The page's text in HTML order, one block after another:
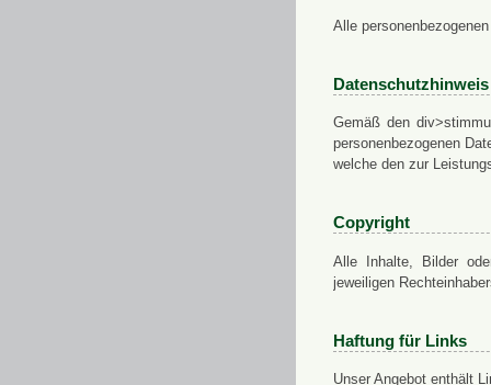
Alle
Datenschutzhinweis
Gemäß den
personenbezogenen
welche den zur
Copyright
Alle Inhalte, Bilder
jeweiligen
Haftung für Links
Unser Angebot enthält